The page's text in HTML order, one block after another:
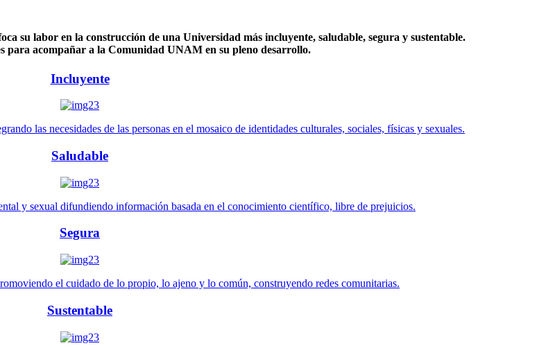
su labor en la construcción de una Universidad más incluyente, saludable, segura y sustentable.
para acompañar a la Comunidad UNAM en su pleno desarrollo.
Incluyente
las necesidades de las personas en el mosaico de identidades culturales, sociales, físicas y sexuales.
Saludable
y sexual difundiendo información basada en el conocimiento científico, libre de prejuicios.
Segura
el cuidado de lo propio, lo ajeno y lo común, construyendo redes comunitarias.
Sustentable